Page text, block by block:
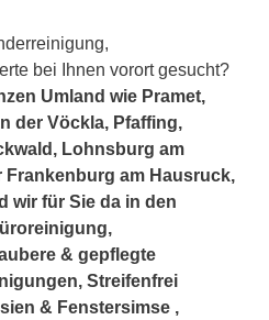
bei Ihnen vorort gesucht?
Umland wie Pramet,
der Vöckla, Pfaffing,
Lohnsburg am
Frankenburg am Hausruck,
wir für Sie da in den
& gepflegte
Streifenfrei
& Fenstersimse ,